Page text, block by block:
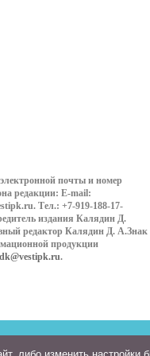
почты и номер
редакции: E-mail:
Тел.: +7-919-188-17-
издания Калядин Д.
редактор Калядин Д. А.Знак
продукции
dk@vestipk.ru.